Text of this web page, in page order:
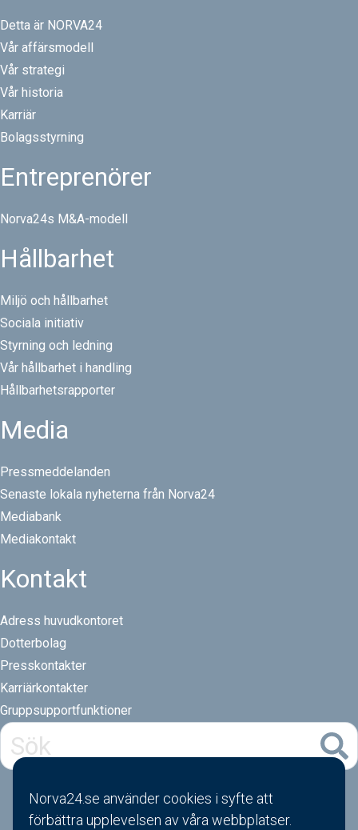
Detta är NORVA24
Vår affärsmodell
Vår strategi
Vår historia
Karriär
Bolagsstyrning
Entreprenörer
Norva24s M&A-modell
Hållbarhet
Miljö och hållbarhet
Sociala initiativ
Styrning och ledning
Vår hållbarhet i handling
Hållbarhetsrapporter
Media
Pressmeddelanden
Senaste lokala nyheterna från Norva24
Mediabank
Mediakontakt
Kontakt
Adress huvudkontoret
Dotterbolag
Presskontakter
Karriärkontakter
Gruppsupportfunktioner
Norva24.se använder cookies i syfte att
förbättra upplevelsen av våra webbplatser.